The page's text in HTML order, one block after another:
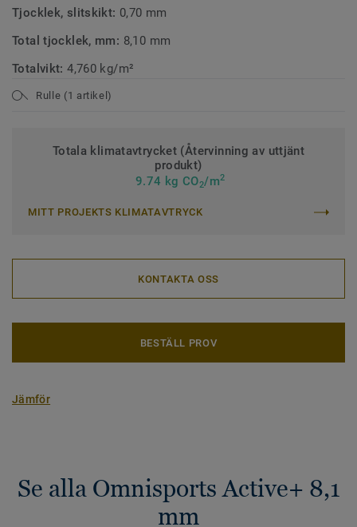
Tjocklek, slitskikt: 0,70 mm
Total tjocklek, mm: 8,10 mm
Totalvikt:4,760 kg/m²
Rulle (1 artikel)
Totala klimatavtrycket (Återvinning av uttjänt
produkt)
9.74 kg CO2/m2
MITT PROJEKTS KLIMATAVTRYCK
KONTAKTA OSS
BESTÄLL PROV
Jämför
Se alla Omnisports Active+ 8,1
mm